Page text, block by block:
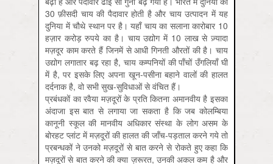
30 फ़ीसदी चाय की पैदावार होती है और चाय उत्‍पादन में यह
दुनिया में चौथे स्थान पर है। यहाँ चाय का सलाना कारोबार 10
हज़ार करोड़ रुपये का है। चाय उद्योग में 10 लाख से ज़्यादा
मज़दूर काम करते हैं जिनमें से आधी गिनती औरतों की है। चाय
उद्योग लगातार बढ़ रहा है, चाय कम्पनियों की पाँचों उँगलियाँ घी
में है, पर इसके लिए अपना खून-पसीना बहाने वालों की हालत
दर्दनाक है, वो सभी सुख-सुविधाओं से वंचित हैं।
प्रबंधकों का रवैया मज़दूरों के प्रति कितना अमानवीय है इसका
अंदाजा इस बात से लगाया जा सकता है कि जब कोलम्बिया
कानूनी स्कूल की मानवीय अधिकार संस्था के लोग असम के
बोरहट प्लांट में मज़दूरों की हालत की जाँच-पड़ताल करने गये तो
प्रबन्धकों ने उनको मज़दूरों से बात करने से रोकते हुए कहा कि
मज़दूरों से बात करने की क्या ज़रूरत, उनकी अकल कम है और